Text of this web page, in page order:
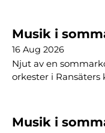
Musik i
16 Aug 2026
Njut av en
orkester i Ransäters
Musik i